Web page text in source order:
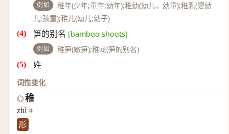
例如
稚年(少年;童年;幼年);稚幼(幼儿，幼童);稚乳(婴幼
儿;孩童);稚儿(幼儿;幼子)
笋的别名 [bamboo shoots]
例如 稚笋(嫩笋);稚龙(笋的别名)
姓
词性变化
◎ 稚
zhì
形